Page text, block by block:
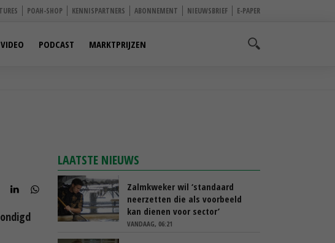
POAH-SHOP KENNISPARTNERS ABONNEMENT NIEUWSBRIEF E-PAPER
VIDEO PODCAST MARKTPRIJZEN
LAATSTE NIEUWS
Zalmkweker wil ‘standaard
neerzetten die als voorbeeld
kan dienen voor sector’
VANDAAG, 06:21